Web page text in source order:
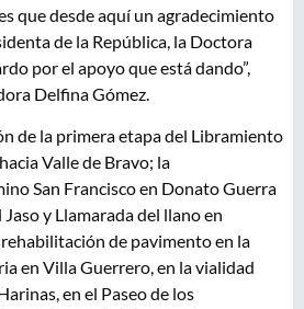
que desde aquí un agradecimiento
de la República, la Doctora
por el apoyo que está dando”,
Delfina Gómez.
de la primera etapa del Libramiento
Valle de Bravo; la
San Francisco en Donato Guerra
y Llamarada del llano en
de pavimento en la
en Villa Guerrero, en la vialidad
en el Paseo de los